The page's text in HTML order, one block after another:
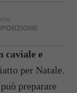
caviale e
per Natale.
preparare